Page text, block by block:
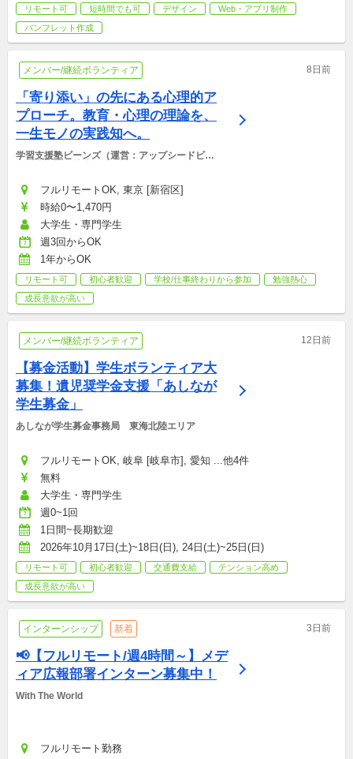
リモート可 短時間でも可 デザイン
Web・アプリ制作
パンフレット作成
メンバー/継続ボランティア 8日前
「寄り添い」の先にある心理的ア
プローチ。教育・心理の理論を、
一生モノの実践知へ。
学習支援塾ビーンズ（運営：アップシードビー
フルリモートOK, 東京 [新宿区]
時給0〜1,470円
大学生・専門学生
週3回からOK
1年からOK
リモート可 初心者歓迎 学校/仕事終わりから参加
勉強熱心
成長意欲が高い
メンバー/継続ボランティア 12日前
【募金活動】学生ボランティア大
募集！遺児奨学金支援「あしなが
学生募金」
あしなが学生募金事務局　東海北陸エリア
フルリモートOK, 岐阜 [岐阜市], 愛知 ...他4件
無料
大学生・専門学生
週0~1回
1日間~長期歓迎
2026年10月17日(土)~18日(日), 24日(土)~25日(日)
リモート可 初心者歓迎 交通費支給
テンション高め
成長意欲が高い
インターンシップ 新着 3日前
📢【フルリモート/週4時間～】メデ
ィア広報部署インターン募集中！
With The World
フルリモート勤務